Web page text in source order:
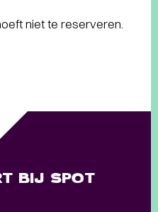
niet te reserveren.
BIJ SPOT